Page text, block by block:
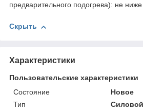
предварительного подогрева): не
Скрыть
Характеристики
Пользовательские характеристики
Состояние
Новое
Тип